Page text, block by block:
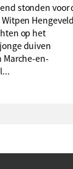
stonden voor
Witpen
op het
duiven
Marche-en-